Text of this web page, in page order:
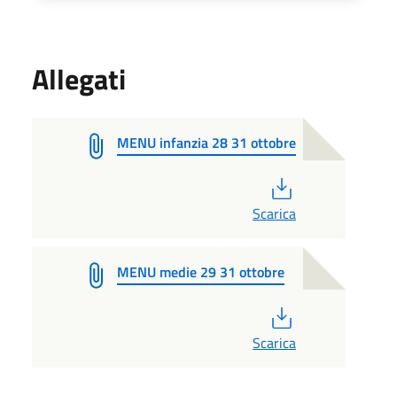
Allegati
MENU infanzia 28 31 ottobre
Scarica
MENU medie 29 31 ottobre
Scarica